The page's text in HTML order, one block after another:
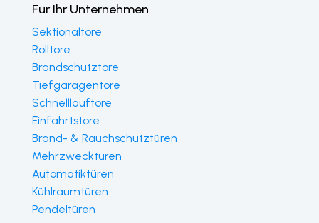
Für Ihr Unternehmen
Sektionaltore
Rolltore
Brandschutztore
Tiefgaragentore
Schnelllauftore
Einfahrtstore
Brand- & Rauchschutztüren
Mehrzwecktüren
Automatiktüren
Kühlraumtüren
Pendeltüren